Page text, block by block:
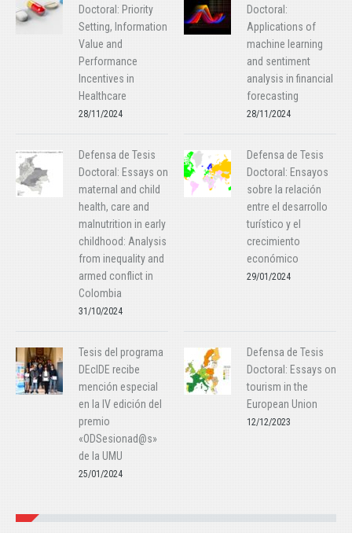
Doctoral: Priority
Setting, Information
Value and
Performance
Incentives in
Healthcare
28/11/2024
Doctoral:
Applications of
machine learning
and sentiment
analysis in financial
forecasting
28/11/2024
Defensa de Tesis
Doctoral: Essays on
maternal and child
health, care and
malnutrition in early
childhood: Analysis
from inequality and
armed conflict in
Colombia
31/10/2024
Defensa de Tesis
Doctoral: Ensayos
sobre la relación
entre el desarrollo
turístico y el
crecimiento
económico
29/01/2024
Tesis del programa
DEcIDE recibe
mención especial
en la IV edición del
premio
«ODSesionad@s»
de la UMU
25/01/2024
Defensa de Tesis
Doctoral: Essays on
tourism in the
European Union
12/12/2023